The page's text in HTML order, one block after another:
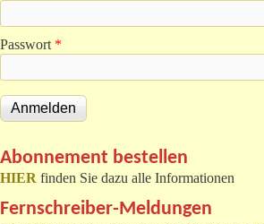
Passwort *
Abonnement bestellen
HIER finden Sie dazu alle Informationen
Fernschreiber-Meldungen